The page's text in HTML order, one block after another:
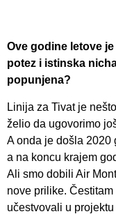
Ove godine letove
potez i istinska
popunjena?
Linija za Tivat je
želio da ugovorimo
A onda je došla 2020
a na koncu krajem
Ali smo dobili Air
nove prilike.
učestvovali u